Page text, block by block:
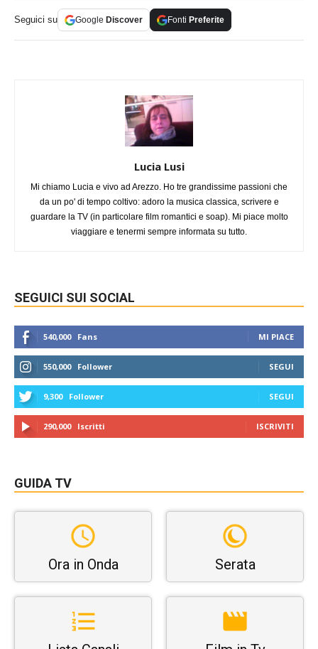
Seguici su Google Discover Fonti Preferite
Lucia Lusi
Mi chiamo Lucia e vivo ad Arezzo. Ho tre grandissime passioni che
da un po' di tempo coltivo: adoro la musica classica, scrivere e
guardare la TV (in particolare film romantici e soap). Mi piace molto
viaggiare e tenermi sempre informata su tutto.
SEGUICI SUI SOCIAL
540,000 Fans MI PIACE
550,000 Follower SEGUI
9,300 Follower SEGUI
290,000 Iscritti ISCRIVITI
GUIDA TV
Ora in Onda Serata